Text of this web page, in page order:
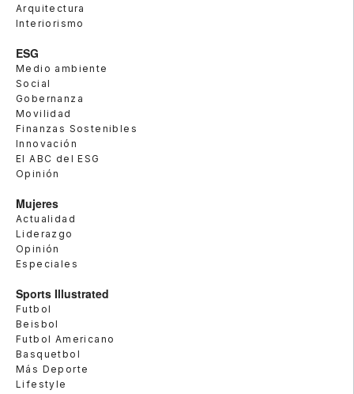
Arquitectura
Interiorismo
ESG
Medio ambiente
Social
Gobernanza
Movilidad
Finanzas Sostenibles
Innovación
El ABC del ESG
Opinión
Mujeres
Actualidad
Liderazgo
Opinión
Especiales
Sports Illustrated
Futbol
Beisbol
Futbol Americano
Basquetbol
Más Deporte
Lifestyle